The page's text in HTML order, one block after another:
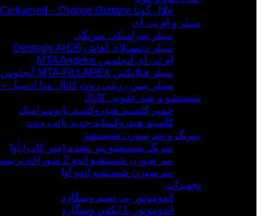
حلال گوتا Cerkamed – Orange Guttane
سیلر و ام تی ای
سیلر سرامیکی سرنگی
سیلر دنتسپلای آهاش Dentsply AH26
ام تی ای آنجلوس MTA Angelus
سیلر فیلاپکس MTA-FILLAPEX آنجلوس
سیلر بیس رزینی روت کانال متا ادسیل – Adseal
شستشو و ضد عفونی کانال
خمیر کلسیم هیدروکسید بایوسرامیک
کلسیم هیدروکساید جدید پالپ دنت
سرنگ و سرسوزن شستشو
سرنگ شستشو تیز نشده (سر کات) آوا
سر سوزن شستشو اندو 2 سوراخه تریبست Tribest
سرسوزن شستشو اندو آوا
تجهیزات
اندوموتور بی سیم وسگارد
اندوموتور با اپکس وسگارد